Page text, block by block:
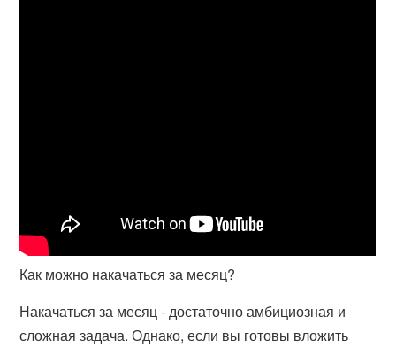
Как можно накачаться за месяц?
Накачаться за месяц - достаточно амбициозная и
сложная задача. Однако, если вы готовы вложить